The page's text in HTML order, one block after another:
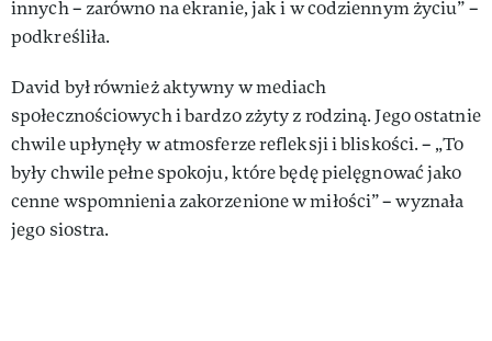
innych – zarówno na ekranie, jak i w codziennym życiu” –
podkreśliła.
David był również aktywny w mediach
społecznościowych i bardzo zżyty z rodziną. Jego ostatnie
chwile upłynęły w atmosferze refleksji i bliskości. – „To
były chwile pełne spokoju, które będę pielęgnować jako
cenne wspomnienia zakorzenione w miłości” – wyznała
jego siostra.